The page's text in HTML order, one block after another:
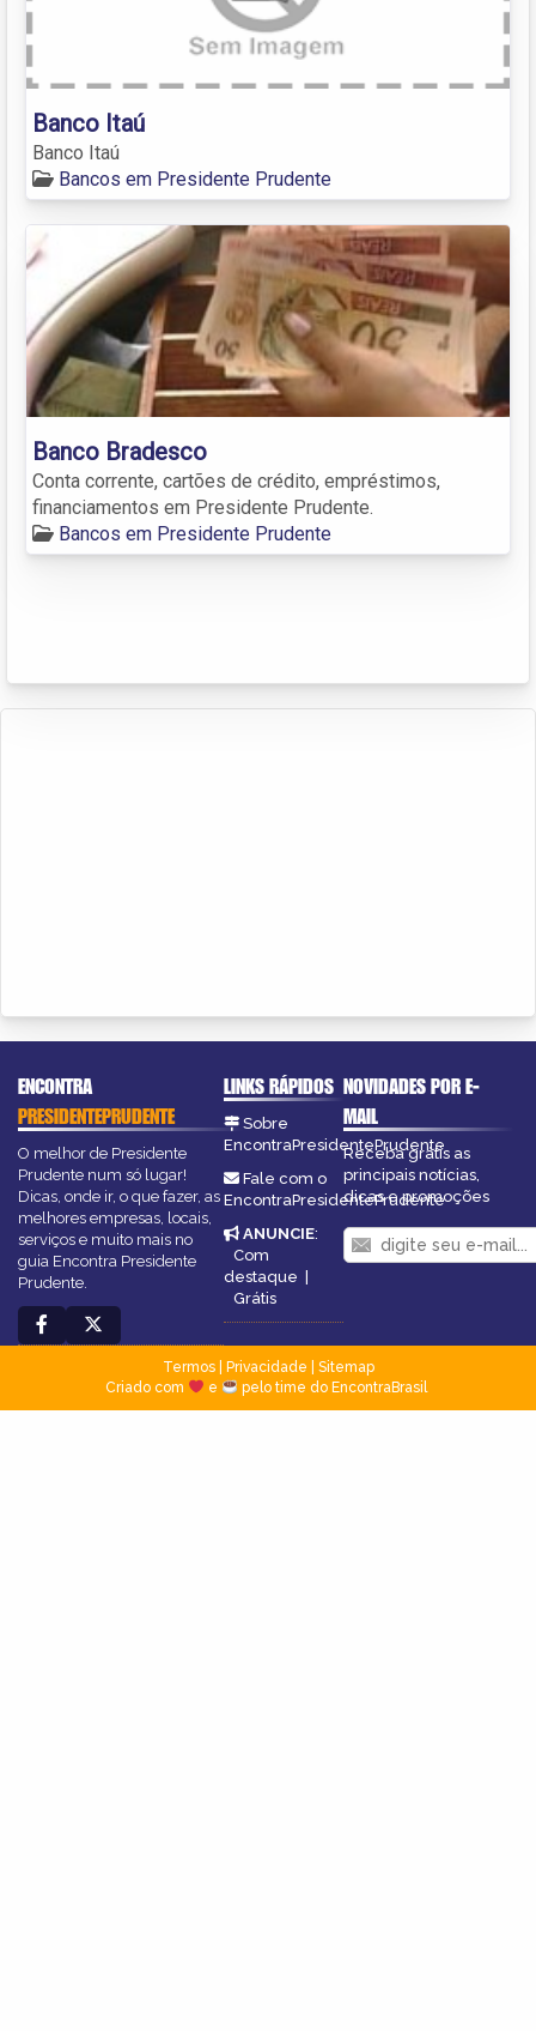
Banco Itaú
Banco Itaú
Bancos em Presidente Prudente
Banco Bradesco
Conta corrente, cartões de crédito, empréstimos,
financiamentos em Presidente Prudente.
Bancos em Presidente Prudente
ENCONTRA
PRESIDENTEPRUDENTE
O melhor de Presidente
Prudente num só lugar!
Dicas, onde ir, o que fazer, as
melhores empresas, locais,
serviços e muito mais no
guia Encontra Presidente
Prudente.
LINKS RÁPIDOS
Sobre
EncontraPresidentePrudente
Fale com o
EncontraPresidentePrudente
ANUNCIE:
Com
destaque |
Grátis
NOVIDADES POR E-
MAIL
Receba grátis as
principais notícias,
dicas e promoções
Termos| Privacidade
Sitemap
Criado com
e pelo time do EncontraBrasil